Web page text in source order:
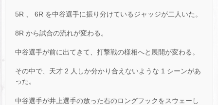
5R 、 6R を中谷選手に振り分けているジャッジが二人いた。
8R から試合の流れが変わる。
中谷選手が前に出てきて、打撃戦の様相へと展開が変わる。
その中で、天才 2 人しか分かり合えないような 1 シーンがあ
った。
中谷選手が井上選手の放った右のロングフックをスウェーし